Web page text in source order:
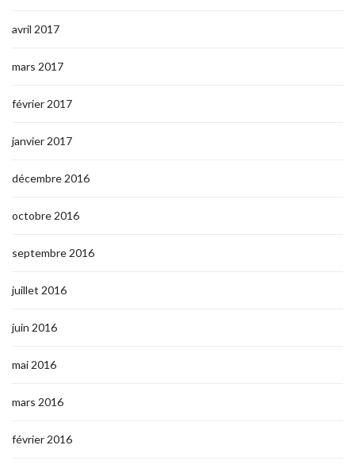
avril 2017
mars 2017
février 2017
janvier 2017
décembre 2016
octobre 2016
septembre 2016
juillet 2016
juin 2016
mai 2016
mars 2016
février 2016